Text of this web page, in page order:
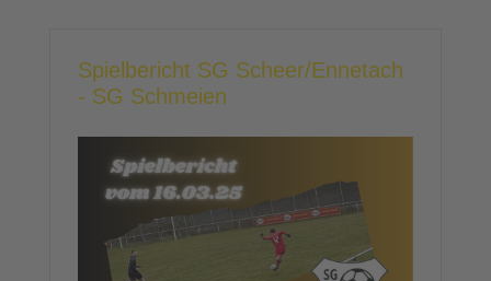
Spielbericht SG Scheer/Ennetach
- SG Schmeien